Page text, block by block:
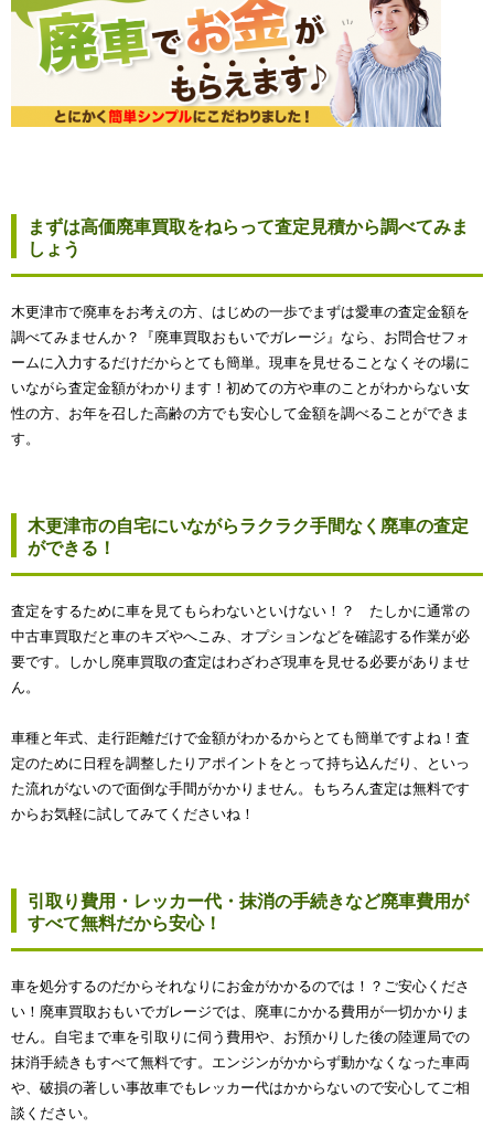
まずは高価廃車買取をねらって査定見積から調べてみま
しょう
木更津市で廃車をお考えの方、はじめの一歩でまずは愛車の査定金額を
調べてみませんか？『廃車買取おもいでガレージ』なら、お問合せフォ
ームに入力するだけだからとても簡単。現車を見せることなくその場に
いながら査定金額がわかります！初めての方や車のことがわからない女
性の方、お年を召した高齢の方でも安心して金額を調べることができま
す。
木更津市の自宅にいながらラクラク手間なく廃車の査定
ができる！
査定をするために車を見てもらわないといけない！？ たしかに通常の
中古車買取だと車のキズやへこみ、オプションなどを確認する作業が必
要です。しかし廃車買取の査定はわざわざ現車を見せる必要がありませ
ん。
車種と年式、走行距離だけで金額がわかるからとても簡単ですよね！査
定のために日程を調整したりアポイントをとって持ち込んだり、といっ
た流れがないので面倒な手間がかかりません。もちろん査定は無料です
からお気軽に試してみてくださいね！
引取り費用・レッカー代・抹消の手続きなど廃車費用が
すべて無料だから安心！
車を処分するのだからそれなりにお金がかかるのでは！？ご安心くださ
い！廃車買取おもいでガレージでは、廃車にかかる費用が一切かかりま
せん。自宅まで車を引取りに伺う費用や、お預かりした後の陸運局での
抹消手続きもすべて無料です。エンジンがかからず動かなくなった車両
や、破損の著しい事故車でもレッカー代はかからないので安心してご相
談ください。